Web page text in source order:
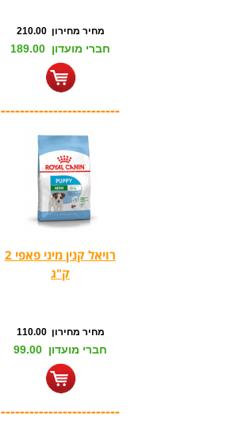
מחיר מחירון 210.00
חברי מועדון 189.00
-------------------------
רויאל קנין מיני פאפי 2
ק"ג
מחיר מחירון 110.00
חברי מועדון 99.00
-------------------------